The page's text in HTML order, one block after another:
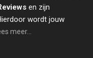
en zijn
wordt jouw
meer...